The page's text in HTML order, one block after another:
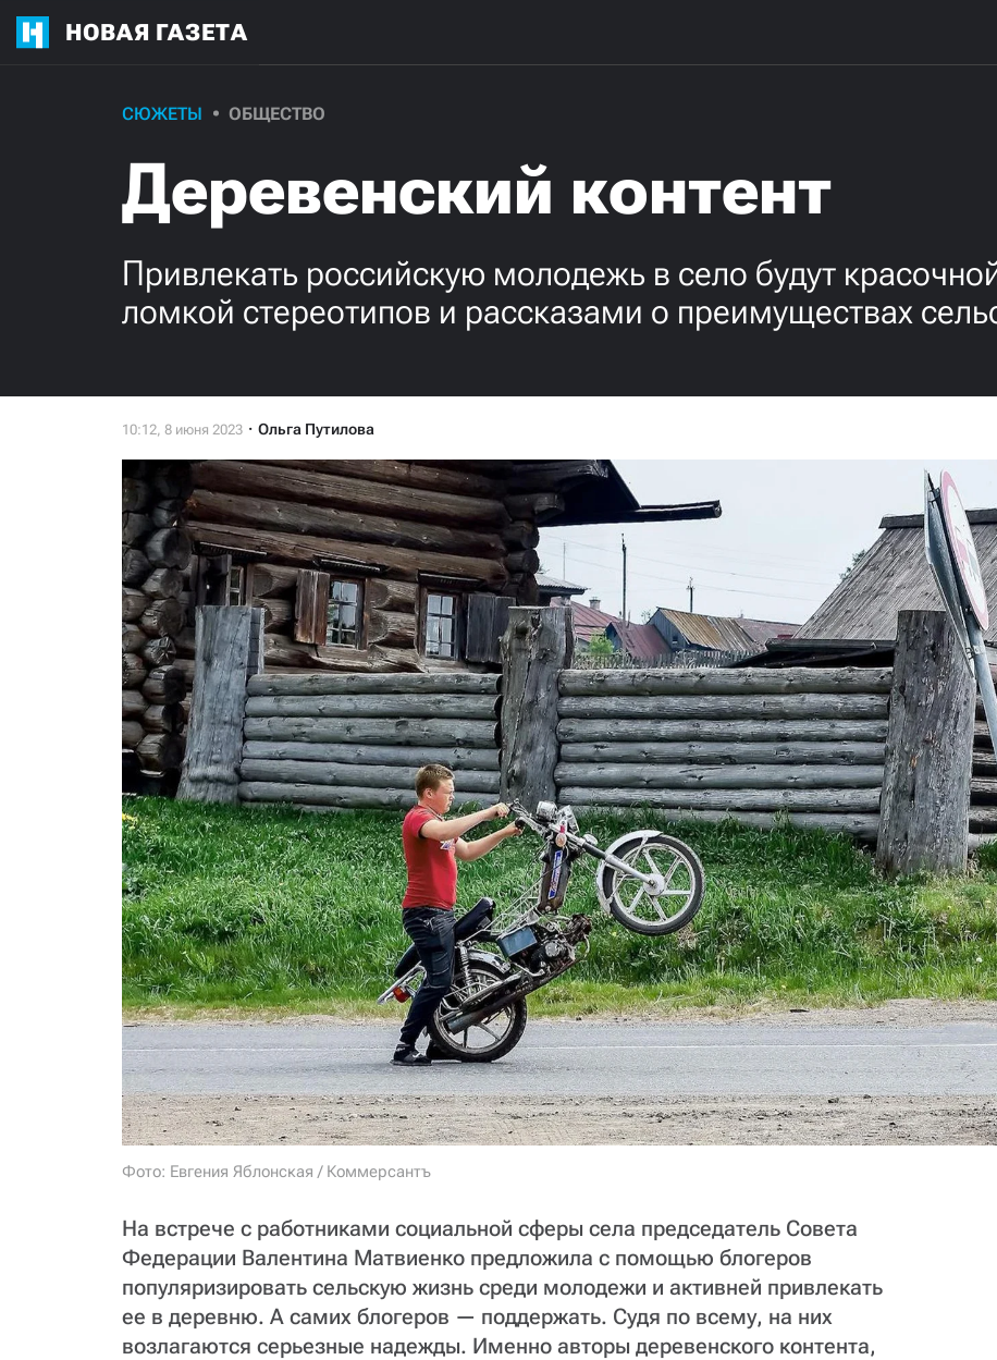
НОВАЯ ГАЗЕТА
СЮЖЕТЫ ОБЩЕСТВО
Деревенский контент
Привлекать российскую молодежь в село будут
ломкой стереотипов и рассказами о преимуществах
Ольга Путилова
Фото: Евгения Яблонская / Коммерсантъ
На встрече с работниками социальной сферы села председатель Совета
Федерации Валентина Матвиенко предложила с помощью блогеров
популяризировать сельскую жизнь среди молодежи и активней привлекать
ее в деревню. А самих блогеров — поддержать. Судя по всему, на них
возлагаются серьезные надежды. Именно авторы деревенского контента,